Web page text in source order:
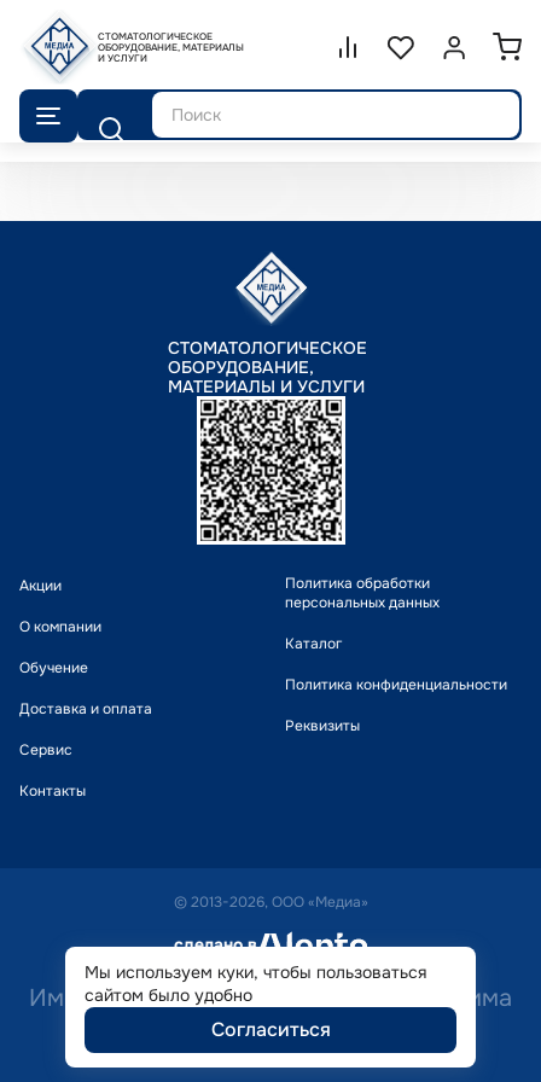
СТОМАТОЛОГИЧЕСКОЕ
ОБОРУДОВАНИЕ, МАТЕРИАЛЫ
И УСЛУГИ
Сравнение.
СписокВойти или
Поиск
СТОМАТОЛОГИЧЕСКОЕ
ОБОРУДОВАНИЕ,
МАТЕРИАЛЫ И УСЛУГИ
Акции
О компании
Обучение
Доставка и оплата
Сервис
Контакты
Политика обработки
персональных данных
Каталог
Политика конфиденциальности
Реквизиты
© 2013-2026, ООО «Медиа»
сделано в alente
Имеются противопоказания. Необходима
консультация специалиста.
Мы используем куки, чтобы пользоваться
сайтом было удобно
Согласиться